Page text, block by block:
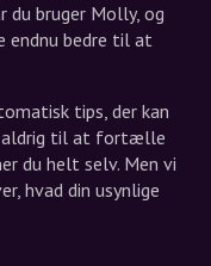
bruger Molly, og
endnu bedre til at
tips, der kan
aldrig til at fortælle
du helt selv. Men vi
hvad din usynlige